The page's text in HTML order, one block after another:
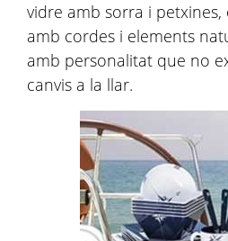
vidre amb sorra i
amb cordes i elements
amb personalitat que no
canvis a la llar.